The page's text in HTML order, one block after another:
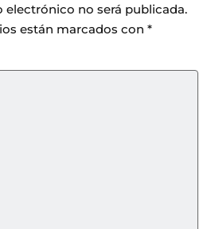
electrónico no será publicada.
están marcados con *